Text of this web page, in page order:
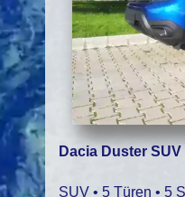
Dacia Duster SUV
SUV • 5 Türen • 5